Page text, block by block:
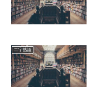
二字熟語